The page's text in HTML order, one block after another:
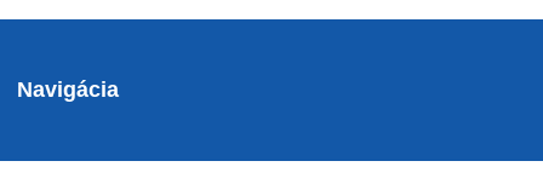
Navigácia